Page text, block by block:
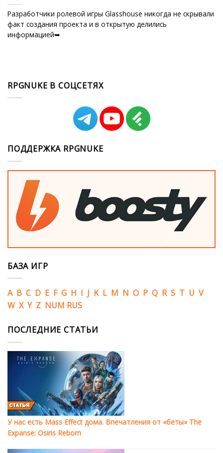
Разработчики ролевой игры Glasshouse никогда не скрывали
факт создания проекта и в открытую делились
информацией➥
RPGNUKE В СОЦСЕТЯХ
ПОДДЕРЖКА RPGNUKE
БАЗА ИГР
A B C D E F G H I J K L M N O P Q R S T U V
W X Y Z NUM RUS
ПОСЛЕДНИЕ СТАТЬИ
У нас есть Mass Effect дома. Впечатления от «беты» The
Expanse: Osiris Reborn